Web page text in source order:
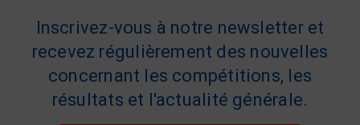
Inscrivez-vous à notre newsletter et
recevez régulièrement des nouvelles
concernant les compétitions, les
résultats et l'actualité générale.